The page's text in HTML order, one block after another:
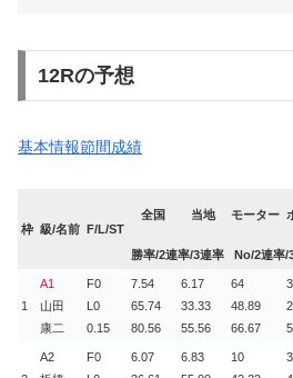
12Rの予想
基本情報節間成績
枠 級/名前 F/L/ST
全国 当地 モーター
勝率/2連率/3連率 No/2連率/
1
A1
山田
康二
F0
L0
0.15
7.54
65.74
80.56
6.17
33.33
55.56
64
48.89
66.67
A2
F0
6.07
6.83
10